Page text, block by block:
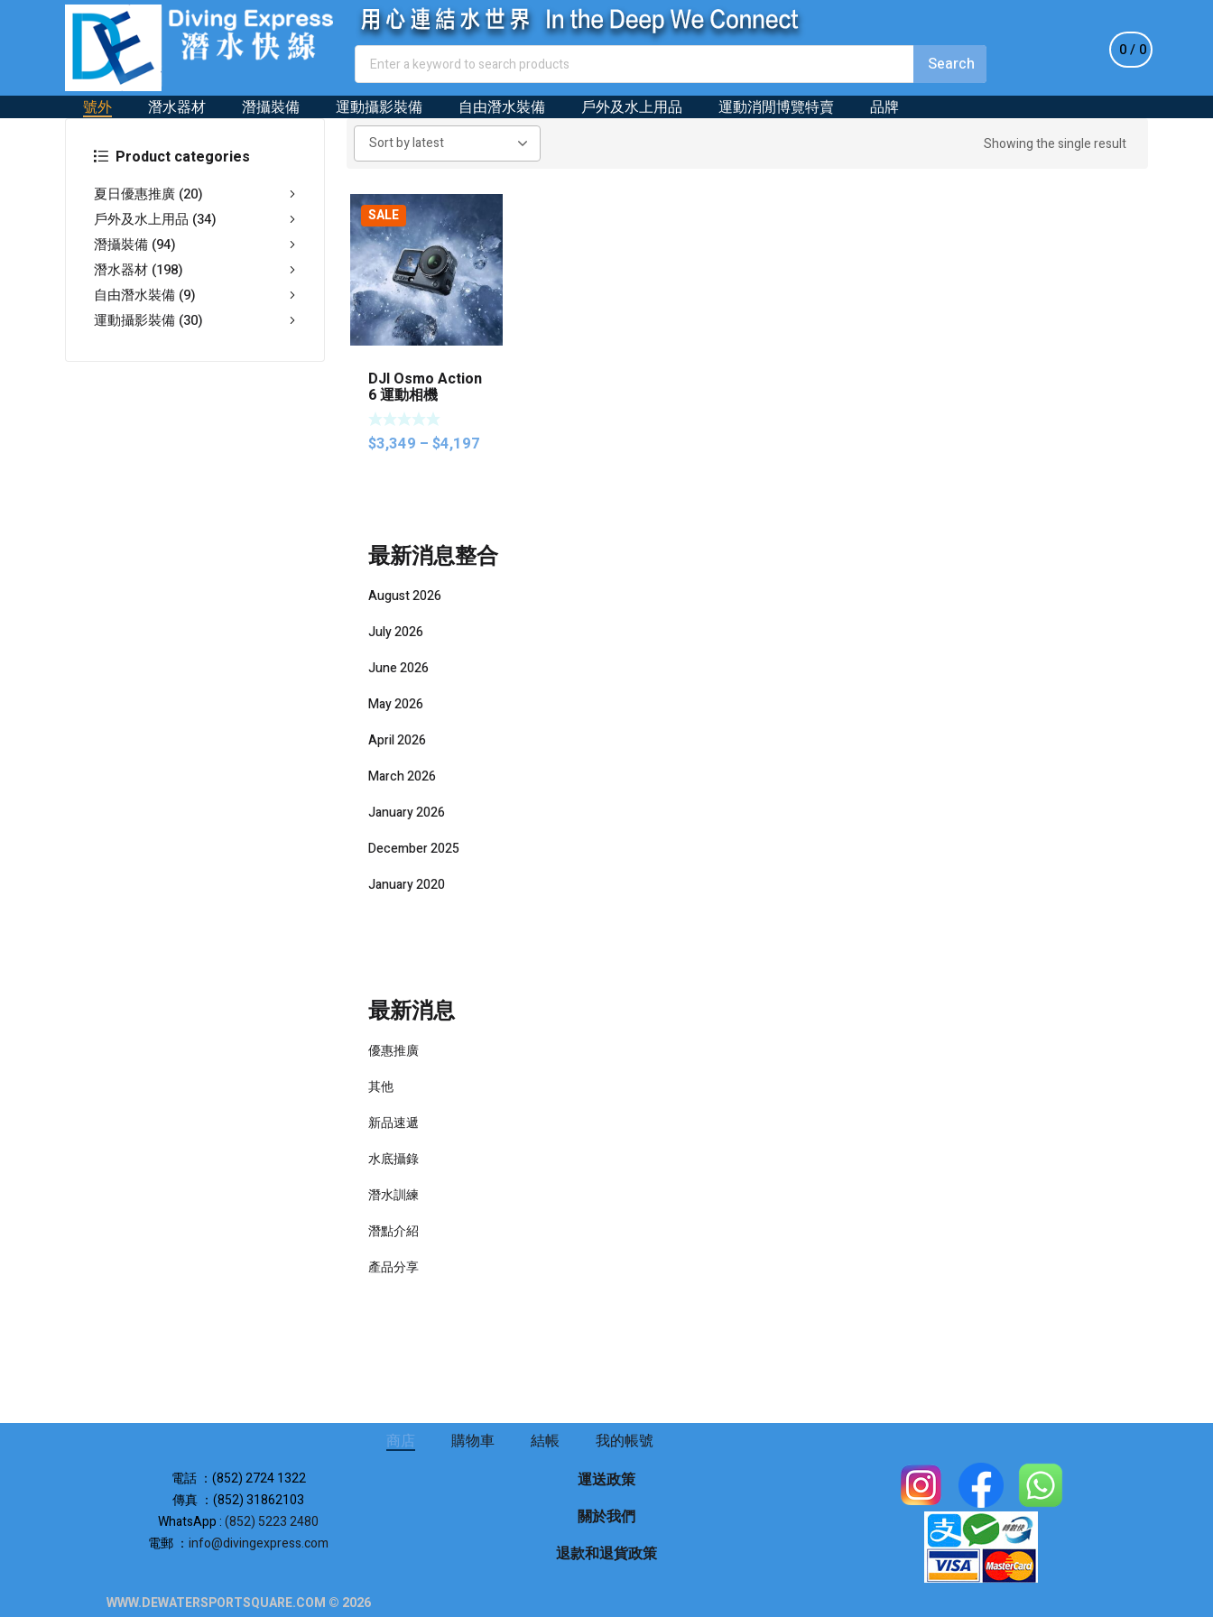
0 0
號外 潛水器材 潛攝裝備 運動攝影裝備 自由潛水裝備 戶外及水上用品 運動消閒博覽特賣 品牌
Product categories
夏日優惠推廣 (20)
戶外及水上用品 (34)
潛攝裝備 (94)
潛水器材 (198)
自由潛水裝備 (9)
運動攝影裝備 (30)
Showing the single result
SALE
DJI Osmo Action
6 運動相機
$3,349 – $4,197
最新消息整合
August 2026
July 2026
June 2026
May 2026
April 2026
March 2026
January 2026
December 2025
January 2020
最新消息
優惠推廣
其他
新品速遞
水底攝錄
潛水訓練
潛點介紹
產品分享
商店 購物車 結帳 我的帳號
電話 ：(852) 2724 1322
傳真 ：(852) 31862103
WhatsApp :(852) 5223 2480
電郵 ： info@divingexpress.com
運送政策
關於我們
退款和退貨政策
WWW.DEWATERSPORTSQUARE.COM © 2026